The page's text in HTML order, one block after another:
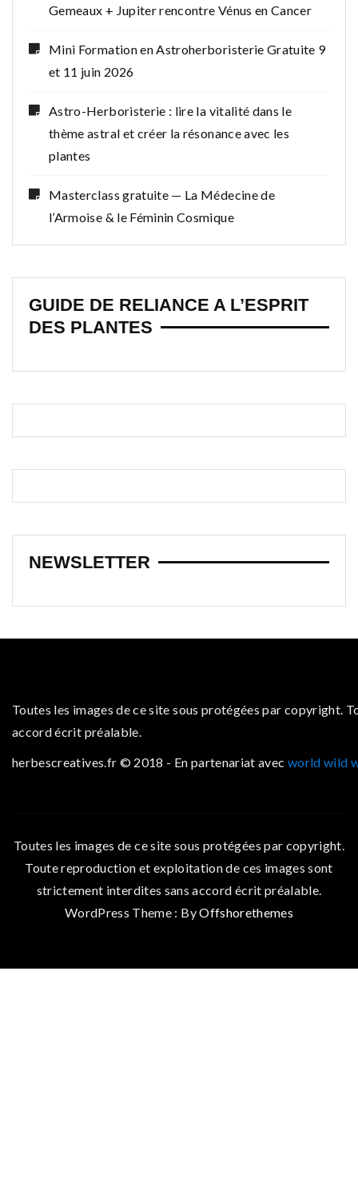
Gemeaux + Jupiter rencontre Vénus en Cancer
Mini Formation en Astroherboristerie Gratuite 9
et 11 juin 2026
Astro-Herboristerie : lire la vitalité dans le
thème astral et créer la résonance avec les
plantes
Masterclass gratuite — La Médecine de
l’Armoise & le Féminin Cosmique
GUIDE DE RELIANCE A L’ESPRIT
DES PLANTES
NEWSLETTER
Toutes les images de ce site sous protégées par
accord écrit préalable.
herbescreatives.fr © 2018 - En partenariat avec world wild
Toutes les images de ce site sous protégées par copyright.
Toute reproduction et exploitation de ces images sont
strictement interdites sans accord écrit préalable.
WordPress Theme : ByOffshorethemes